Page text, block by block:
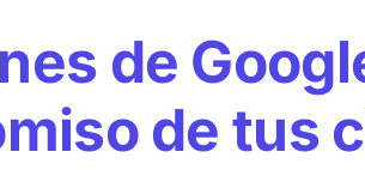
de
de tus